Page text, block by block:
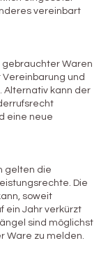
vereinbart
gebrauchter Waren
und
Alternativ kann der
eine neue
gelten die
Die
soweit
ein Jahr verkürzt
sind möglichst
Ware zu melden.